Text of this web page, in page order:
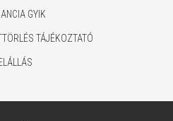
GYIK
TÁJÉKOZTATÓ